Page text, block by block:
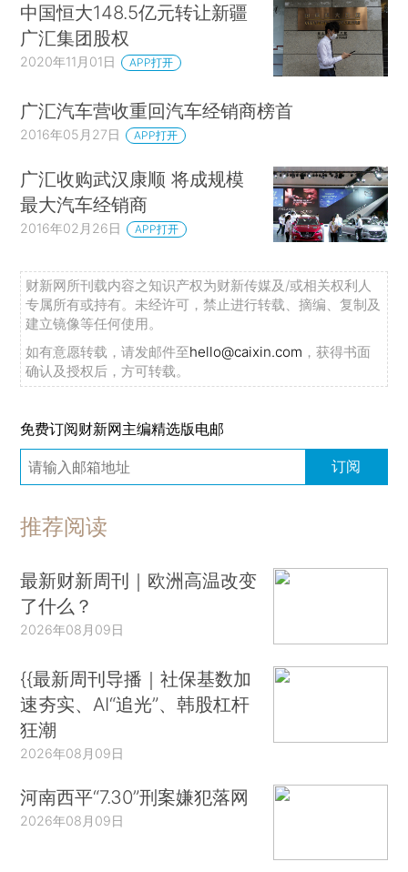
中国恒大148.5亿元转让新疆
广汇集团股权
2020年11月01日 APP打开
广汇汽车营收重回汽车经销商榜首
2016年05月27日 APP打开
广汇收购武汉康顺 将成规模
最大汽车经销商
2016年02月26日 APP打开
财新网所刊载内容之知识产权为财新传媒及/或相关权利人
专属所有或持有。未经许可，禁止进行转载、摘编、复制及
建立镜像等任何使用。
如有意愿转载，请发邮件至hello@caixin.com ，获得书面
确认及授权后，方可转载。
免费订阅财新网主编精选版电邮
订阅
推荐阅读
最新财新周刊｜欧洲高温改变
了什么？
2026年08月09日
{{最新周刊导播｜社保基数加
速夯实、AI“追光”、韩股杠杆
狂潮
2026年08月09日
河南西平“7.30”刑案嫌犯落网
2026年08月09日